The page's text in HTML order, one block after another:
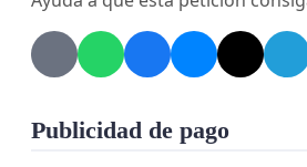
validez legal ante el
cuando firmes esta petición,
del pinar. Tu apoyo cuenta.
Publicidad de pago